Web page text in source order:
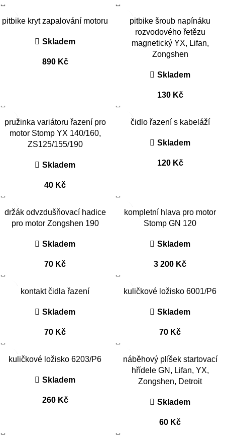
pitbike kryt zapalování motoru
Skladem
890 Kč
pitbike šroub napínáku
rozvodového řetězu
magnetický YX, Lifan,
Zongshen
Skladem
130 Kč
pružinka variátoru řazení pro
motor Stomp YX 140/160,
ZS125/155/190
Skladem
40 Kč
čidlo řazení s kabeláží
Skladem
120 Kč
držák odvzdušňovací hadice
pro motor Zongshen 190
Skladem
70 Kč
kompletní hlava pro motor
Stomp GN 120
Skladem
3 200 Kč
kontakt čidla řazení
Skladem
70 Kč
kuličkové ložisko 6001/P6
Skladem
70 Kč
kuličkové ložisko 6203/P6
Skladem
260 Kč
náběhový plíšek startovací
hřídele GN, Lifan, YX,
Zongshen, Detroit
Skladem
60 Kč